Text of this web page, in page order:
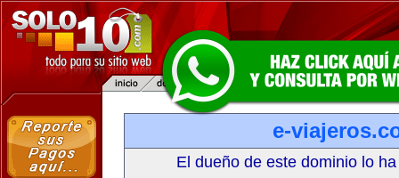
e-
El dueño de este dominio lo